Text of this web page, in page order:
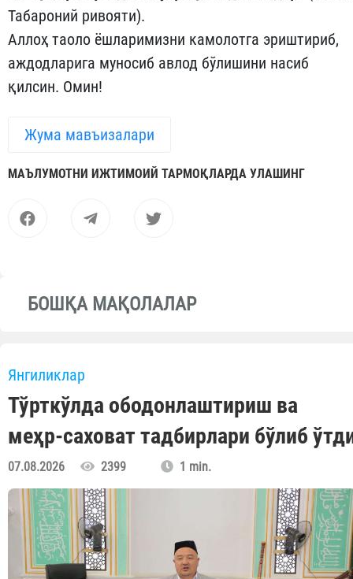
Табароний ривояти).
Аллоҳ таоло ёшларимизни камолотга эриштириб,
аждодларига муносиб авлод бўлишини насиб
қилсин. Омин!
Жума мавъизалари
МАЪЛУМОТНИ ИЖТИМОИЙ ТАРМОҚЛАРДА УЛАШИНГ
БОШҚА МАҚОЛАЛАР
Янгиликлар
Тўрткўлда ободонлаштириш ва
меҳр-саховат тадбирлари бўлиб
07.08.2026 2399 1 min.